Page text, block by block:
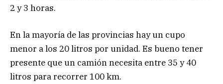
2 y 3 horas.
En la mayoría de las provincias hay un cupo
menor a los 20 litros por unidad. Es bueno tener
presente que un camión necesita entre 35 y 40
litros para recorrer 100 km.